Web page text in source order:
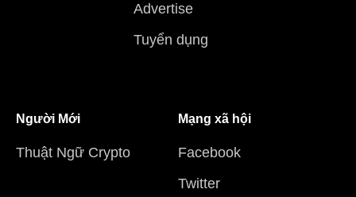
Advertise
Tuyển dụng
Người Mới
Thuật Ngữ Crypto
Mạng xã hội
Facebook
Twitter